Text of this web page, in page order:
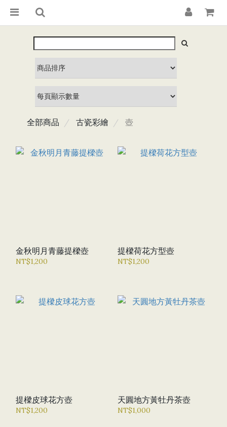
全部商品 古瓷彩繪 壺
金秋明月青藤提樑壺
NT$1,200
提樑荷花方型壺
NT$1,200
提樑皮球花方壺
NT$1,200
天圓地方黃牡丹茶壺
NT$1,000